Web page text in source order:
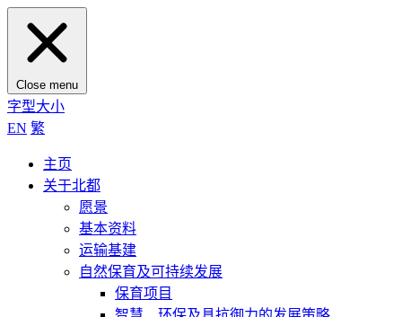
Close menu
字型大小
EN 繁
主页
关于北都
愿景
基本资料
运输基建
自然保育及可持续发展
保育项目